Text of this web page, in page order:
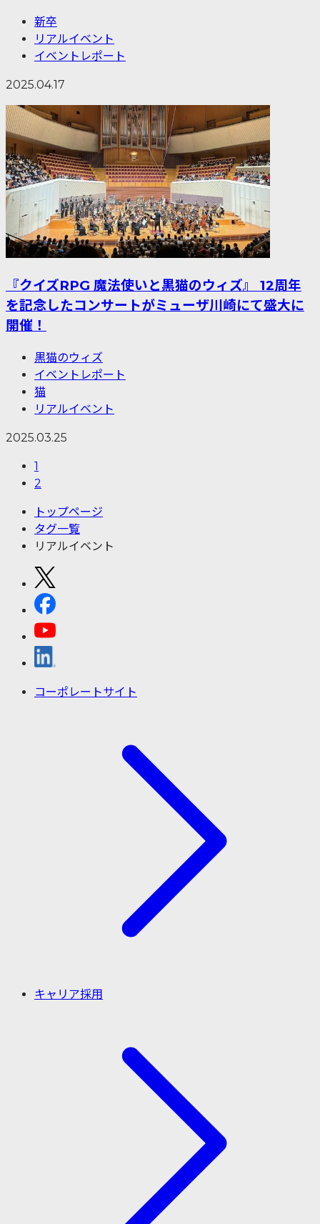
新卒
リアルイベント
イベントレポート
2025.04.17
『クイズRPG 魔法使いと黒猫のウィズ』 12周年
を記念したコンサートがミューザ川崎にて盛大に
開催！
黒猫のウィズ
イベントレポート
猫
リアルイベント
2025.03.25
1
2
トップページ
タグ一覧
リアルイベント
コーポレートサイト
キャリア採用